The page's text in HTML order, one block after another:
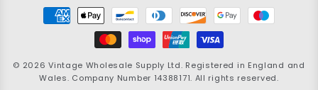
Modes
© 2026Vintage Wholesale Supply Ltd. Registered in England and
Wales. Company Number 14388171. All rights reserved.